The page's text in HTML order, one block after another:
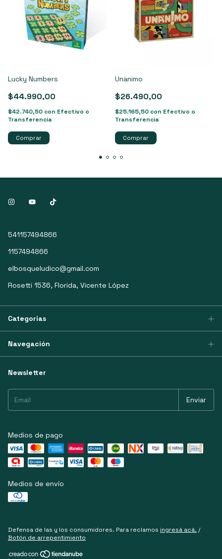
Lucky Numbers
$44.990,00
$42.740,50 con Efectivo o
Transferencia
Unanimo
$26.490,00
$25.165,50 con Efectivo o
Transferencia
541157494866
1157494866
elbosqueludico@gmail.com
Rosetti 1536, Florida, Vicente López
Categorias
Navegación
Newsletter
Medios de pago
Medios de envío
Defensa de las y los consumidores. Para reclamos ingresá acá. /
Botón de arrepentimiento